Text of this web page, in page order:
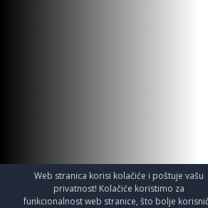
Web stranica korisi kolačiće i poštuje vašu
privatnost! Kolačiće koristimo za
funkcionalnost web stranice, što bolje